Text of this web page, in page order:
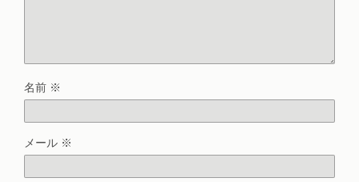
名前 ※
メール ※